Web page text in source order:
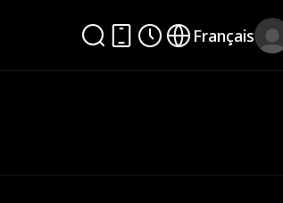
Français